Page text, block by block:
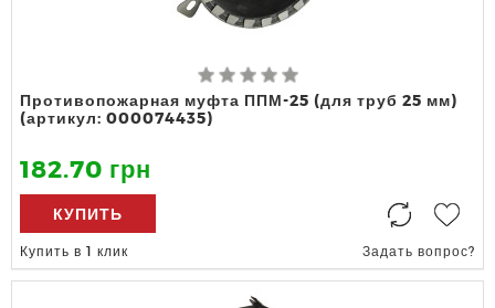
Противопожарная муфта ППМ-25 (для труб 25 мм)
(артикул: 000074435)
182.70 грн
КУПИТЬ
Купить в 1 клик Задать вопрос?